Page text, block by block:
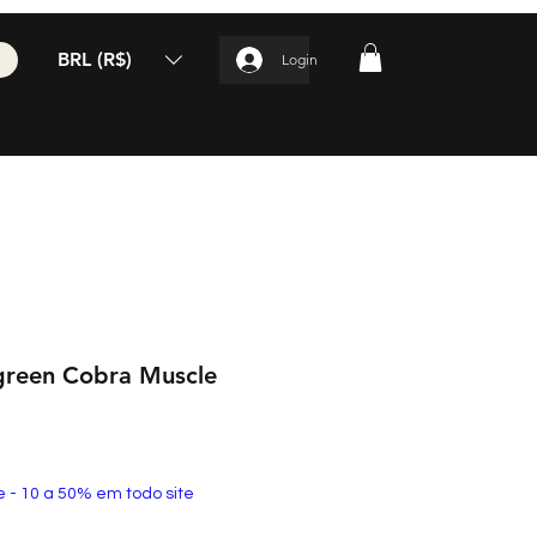
BRL (R$) Login
Cobra Muscle
- 10 a 50% em todo site